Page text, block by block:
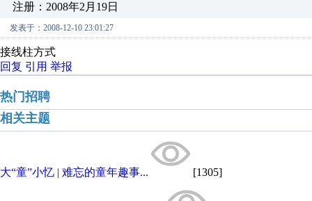
注册：2008年2月19日
发表于：2008-12-10 23:01:27
接线柱方式
回复 引用 举报
热门招聘
相关主题
大“童”小忆 | 难忘的童年趣事... [1305]